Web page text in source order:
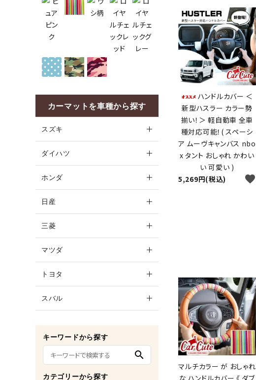
ハンドルカバー ＜
新型ハスラー カラー勢
揃い！＞ 軽自動車 全車
種対応可能！( スペーシ
ア ムーヴキャンバス nbo
x タント おしゃれ かわい
い 可愛い )
5,269円(税込)
favorite
マルチカラー が おしゃれ
カーマットを車種から探す
スズキ
ダイハツ
ホンダ
日産
三菱
マツダ
トヨタ
スバル
キーワードから探す
search
カテゴリーから探す